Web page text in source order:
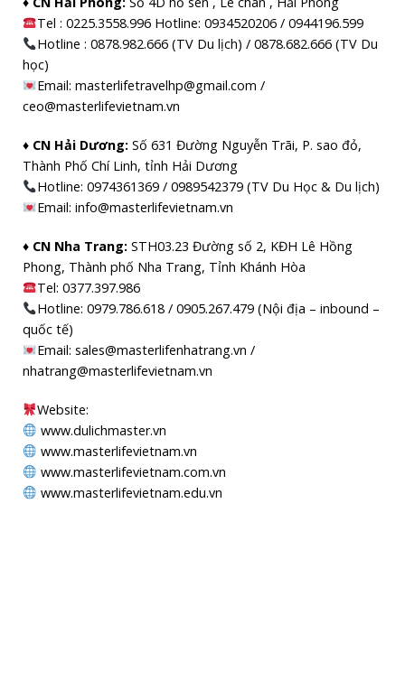
Tel : 0225.3558.996 Hotline: 0934520206 / 0944196.599
Hotline : 0878.982.666 (TV Du lịch) / 0878.682.666 (TV Du
học)
Email: masterlifetravelhp@gmail.com /
ceo@masterlifevietnam.vn
♦ CN Hải Dương: Số 631 Đường Nguyễn Trãi, P. sao đỏ,
Thành Phố Chí Linh, tỉnh Hải Dương
Hotline: 0974361369 / 0989542379 (TV Du Học & Du lịch)
Email: info@masterlifevietnam.vn
♦ CN Nha Trang: STH03.23 Đường số 2, KĐH Lê Hồng
Phong, Thành phố Nha Trang, Tỉnh Khánh Hòa
Tel: 0377.397.986
Hotline: 0979.786.618 / 0905.267.479 (Nội địa – inbound –
quốc tế)
Email: sales@masterlifenhatrang.vn /
nhatrang@masterlifevietnam.vn
Website:
www.dulichmaster.vn
www.masterlifevietnam.vn
www.masterlifevietnam.com.vn
www.masterlifevietnam.edu.vn